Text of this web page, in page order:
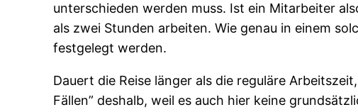
unterschieden werden muss. Ist ein Mitarbeiter
als zwei Stunden arbeiten. Wie genau in einem
festgelegt werden.
Dauert die Reise länger als die reguläre
Fällen” deshalb, weil es auch hier keine